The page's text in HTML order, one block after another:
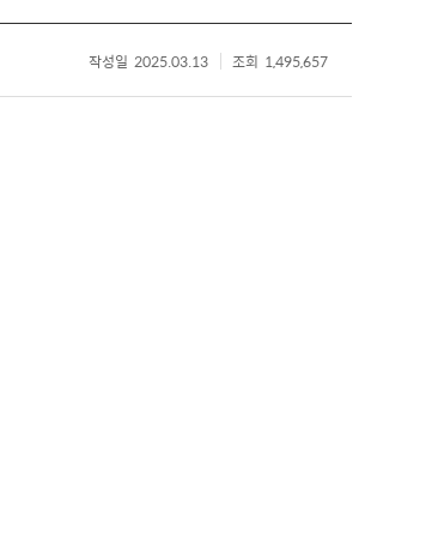
작성일 2025.03.13 조회 1,495,657